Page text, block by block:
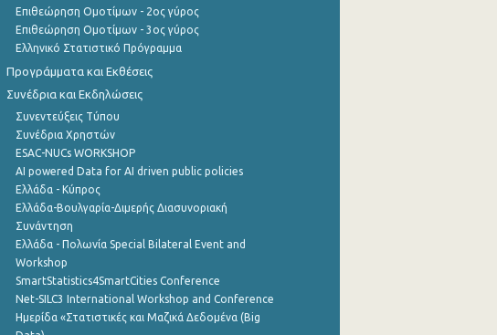
Επιθεώρηση Ομοτίμων - 2ος γύρος
Επιθεώρηση Ομοτίμων - 3ος γύρος
Ελληνικό Στατιστικό Πρόγραμμα
Προγράμματα και Εκθέσεις
Συνέδρια και Εκδηλώσεις
Συνεντεύξεις Τύπου
Συνέδρια Χρηστών
ESAC-NUCs WORKSHOP
AI powered Data for AI driven public policies
Ελλάδα - Κύπρος
Ελλάδα-Βουλγαρία-Διμερής Διασυνοριακή
Συνάντηση
Ελλάδα - Πολωνία Special Bilateral Event and
Workshop
SmartStatistics4SmartCities Conference
Net-SILC3 International Workshop and Conference
Ημερίδα «Στατιστικές και Μαζικά Δεδομένα (Big